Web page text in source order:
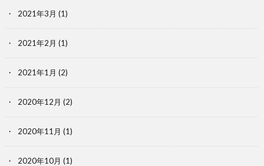
2021年3月 (1)
2021年2月 (1)
2021年1月 (2)
2020年12月 (2)
2020年11月 (1)
2020年10月 (1)